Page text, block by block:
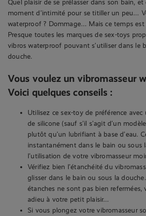
Quel plaisir de se prélasser dans son bain,
moment d’intimité pour se titiller un peu…
waterproof ? Dommage… Mais ce temps est
Presque toutes les marques de sex-toys
vibros waterproof pouvant s’utiliser dans le
douche.
Vous voulez un vibromasseur
Voici quelques conseils :
Utilisez ce sex-toy de préférence
de silicone (sauf s’il s’agit d’un
plutôt qu’un lubrifiant à base d’eau.
instantanément dans le bain ou sous
l’utilisation de votre vibromasseur
Vérifiez bien l’étanchéité du
glisser dans le bain ou sous la
étanches ne sont pas bien refermées,
adieu à votre petit plaisir…
Si vous plongez votre vibromasseur